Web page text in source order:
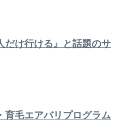
だけ行ける』と話題のサ
育毛エアバリプログラム